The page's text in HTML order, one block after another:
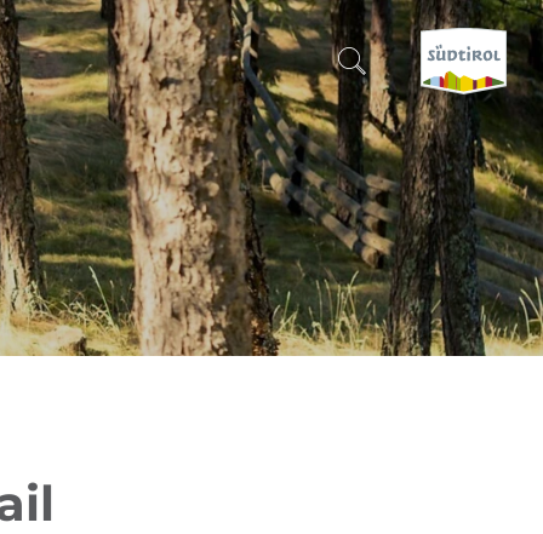
CERCA E PRENOTA
SCOPRI L'ALTO ADIGE
QUANDO?
-